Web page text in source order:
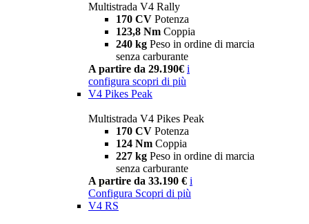
Multistrada V4 Rally
170 CV Potenza
123,8 Nm Coppia
240 kg Peso in ordine di marcia
senza carburante
A partire da 29.190€ i
configura scopri di più
V4 Pikes Peak
Multistrada V4 Pikes Peak
170 CV Potenza
124 Nm Coppia
227 kg Peso in ordine di marcia
senza carburante
A partire da 33.190 € i
Configura Scopri di più
V4 RS